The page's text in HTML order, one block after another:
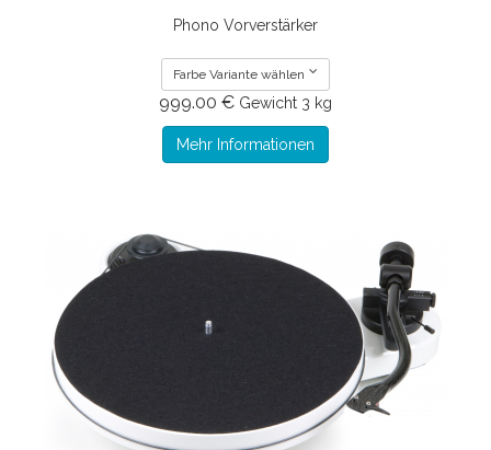
Phono Vorverstärker
Farbe Variante wählen
999.00 € Gewicht 3 kg
Mehr Informationen